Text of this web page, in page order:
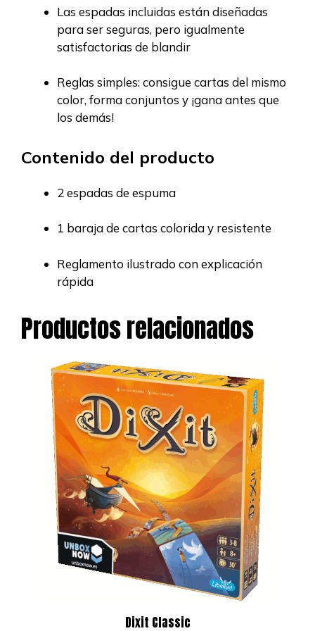
Las espadas incluidas están diseñadas
para ser seguras, pero igualmente
satisfactorias de blandir
Reglas simples: consigue cartas del mismo
color, forma conjuntos y ¡gana antes que
los demás!
Contenido del producto
2 espadas de espuma
1 baraja de cartas colorida y resistente
Reglamento ilustrado con explicación
rápida
Productos relacionados
Dixit Classic